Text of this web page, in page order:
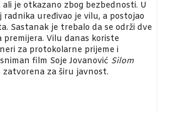
je otkazano zbog bezbednosti. U
radnika uređivao je vilu, a postojao
Sastanak je trebalo da se održi dve
Vilu danas koriste
za protokolarne prijeme i
film Soje Jovanović Silom
zatvorena za širu javnost.